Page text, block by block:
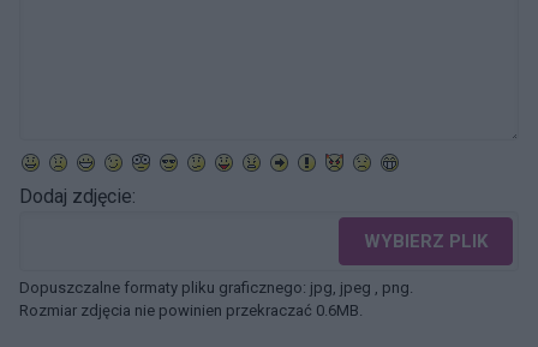
Dodaj zdjęcie:
WYBIERZ PLIK
Dopuszczalne formaty pliku graficznego: jpg, jpeg , png.
Rozmiar zdjęcia nie powinien przekraczać 0.6MB.